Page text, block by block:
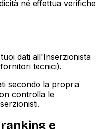
né effettua verifiche
dati all'Inserzionista
tecnici).
secondo la propria
controlla le
e